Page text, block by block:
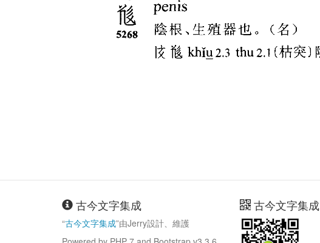
古今文字集成
“古今文字集成”由Jerry設計、維護
古今文字集成